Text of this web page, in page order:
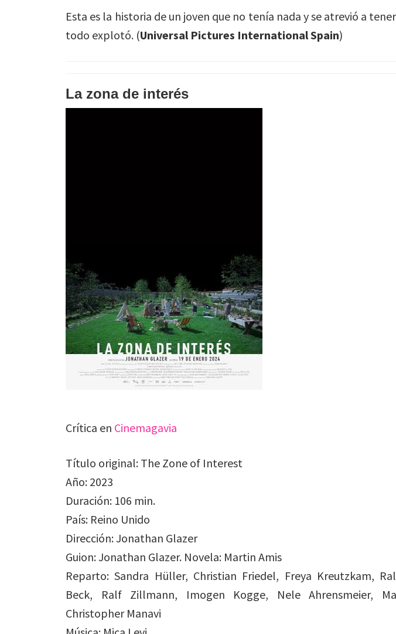
Esta es la historia de un joven que no tenía nada y se atrevió a
todo explotó. (Universal Pictures International Spain)
La zona de interés
Crítica en Cinemagavia
Título original: The Zone of Interest
Año: 2023
Duración: 106 min.
País: Reino Unido
Dirección: Jonathan Glazer
Guion: Jonathan Glazer. Novela: Martin Amis
Reparto: Sandra Hüller, Christian Friedel, Freya Kreutzkam,
Beck, Ralf Zillmann, Imogen Kogge, Nele Ahrensmeier,
Christopher Manavi